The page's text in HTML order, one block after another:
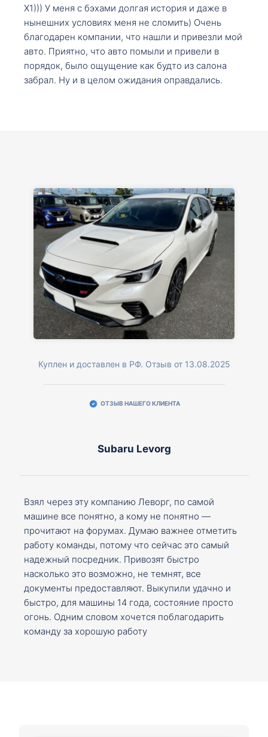
X1))) У меня с бэхами долгая история и даже в
нынешних условиях меня не сломить) Очень
благодарен компании, что нашли и привезли мой
авто. Приятно, что авто помыли и привели в
порядок, было ощущение как будто из салона
забрал. Ну и в целом ожидания оправдались.
Куплен и доставлен в РФ. Отзыв от 13.08.2025
ОТЗЫВ НАШЕГО КЛИЕНТА
Subaru Levorg
Взял через эту компанию Леворг, по самой
машине все понятно, а кому не понятно —
прочитают на форумах. Думаю важнее отметить
работу команды, потому что сейчас это самый
надежный посредник. Привозят быстро
насколько это возможно, не темнят, все
документы предоставляют. Выкупили удачно и
быстро, для машины 14 года, состояние просто
огонь. Одним словом хочется поблагодарить
команду за хорошую работу